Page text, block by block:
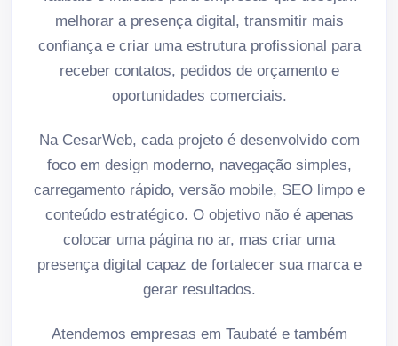
melhorar a presença digital, transmitir mais
confiança e criar uma estrutura profissional para
receber contatos, pedidos de orçamento e
oportunidades comerciais.
Na CesarWeb, cada projeto é desenvolvido com
foco em design moderno, navegação simples,
carregamento rápido, versão mobile, SEO limpo e
conteúdo estratégico. O objetivo não é apenas
colocar uma página no ar, mas criar uma
presença digital capaz de fortalecer sua marca e
gerar resultados.
Atendemos empresas em Taubaté e também